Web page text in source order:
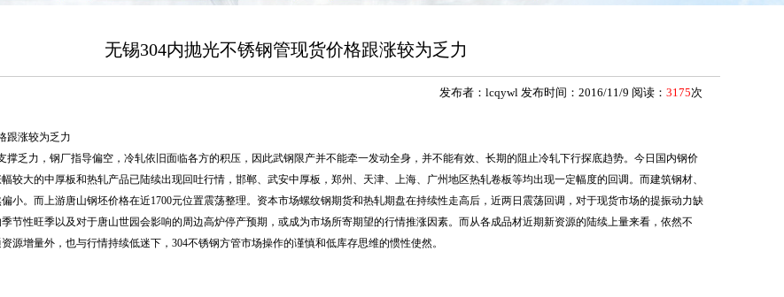
无锡304内抛光不锈钢管现货价格跟涨较为乏力
发布者：lcqywl 发布时间：2016/11/9 阅读： 3175次
跟涨较为乏力
撑乏力，钢厂指导偏空，冷轧依旧面临各方的积压，因此武钢限产并不能牵一发动全身，并不能有效、长期的阻止冷轧下行探底趋势。今日国内钢价
较大的中厚板和热轧产品已陆续出现回吐行情，邯郸、武安中厚板，郑州、天津、上海、广州地区热轧卷板等均出现一定幅度的回调。而建筑钢材、
小。而上游唐山钢坯价格在近1700元位置震荡整理。资本市场螺纹钢期货和热轧期盘在持续性走高后，近两日震荡回调，对于现货市场的提振动力缺
节性旺季以及对于唐山世园会影响的周边高炉停产预期，或成为市场所寄期望的行情推涨因素。而从各成品材近期新资源的陆续上量来看，依然不
源增量外，也与行情持续低迷下，304不锈钢方管市场操作的谨慎和低库存思维的惯性使然。